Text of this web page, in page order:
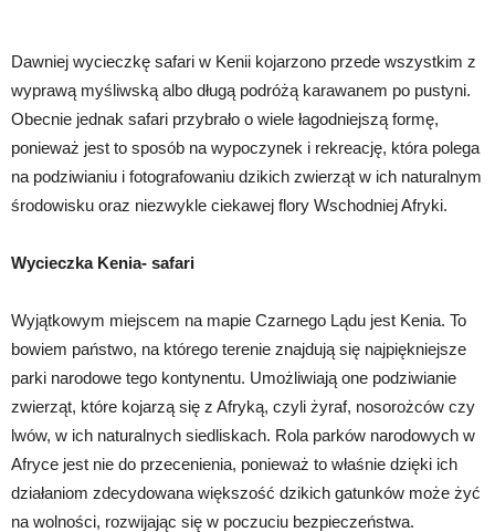
Dawniej wycieczkę safari w Kenii kojarzono przede wszystkim z
wyprawą myśliwską albo długą podróżą karawanem po pustyni.
Obecnie jednak safari przybrało o wiele łagodniejszą formę,
ponieważ jest to sposób na wypoczynek i rekreację, która polega
na podziwianiu i fotografowaniu dzikich zwierząt w ich naturalnym
środowisku oraz niezwykle ciekawej flory Wschodniej Afryki.
Wycieczka Kenia- safari
Wyjątkowym miejscem na mapie Czarnego Lądu jest Kenia. To
bowiem państwo, na którego terenie znajdują się najpiękniejsze
parki narodowe tego kontynentu. Umożliwiają one podziwianie
zwierząt, które kojarzą się z Afryką, czyli żyraf, nosorożców czy
lwów, w ich naturalnych siedliskach. Rola parków narodowych w
Afryce jest nie do przecenienia, ponieważ to właśnie dzięki ich
działaniom zdecydowana większość dzikich gatunków może żyć
na wolności, rozwijając się w poczuciu bezpieczeństwa.